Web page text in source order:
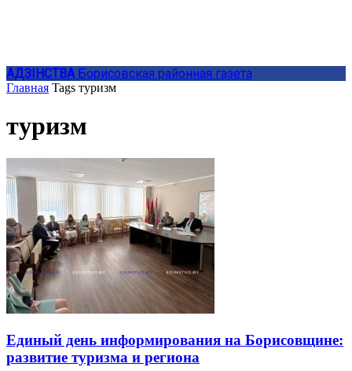
АДЗIНСТВА Борисовская районная газета
Главная Tags туризм
туризм
Единый день информирования на Борисовщине:
развитие туризма и региона